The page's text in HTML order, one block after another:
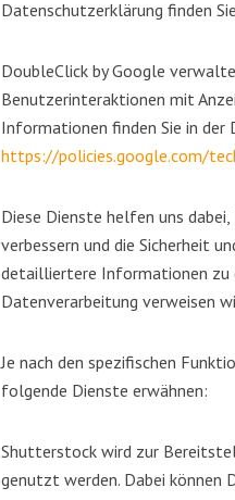
Datenschutzerklärung finden
DoubleClick by Google
Benutzerinteraktionen mit
Informationen finden Sie in
https://policies.google.com/
Diese Dienste helfen uns
verbessern und die Sicherheit
detailliertere Informationen zu
Datenverarbeitung verweisen
Je nach den spezifischen
folgende Dienste erwähnen:
Shutterstock wird zur
genutzt werden. Dabei können